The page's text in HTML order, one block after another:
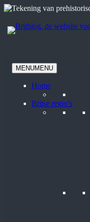
Ga
de
inhoud
MENUMENU
Home
Britse regio’s